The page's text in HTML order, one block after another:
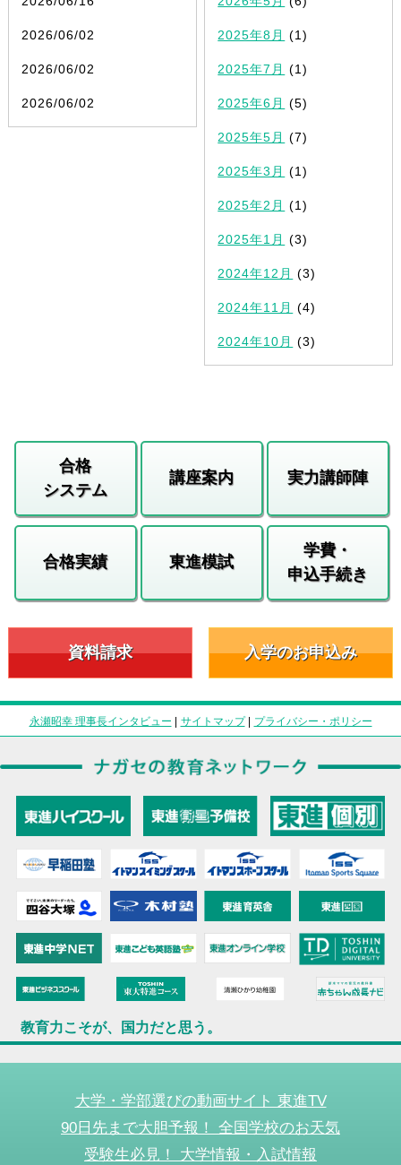
2026/06/02
2026/06/02
2026/06/02
2025年8月 (1)
2025年7月 (1)
2025年6月 (5)
2025年5月 (7)
2025年3月 (1)
2025年2月 (1)
2025年1月 (3)
2024年12月 (3)
2024年11月 (4)
2024年10月 (3)
合格
システム
講座案内 実力講師陣
合格実績 東進模試
学費・
申込手続き
資料請求 入学のお申込み
永瀬昭幸 理事長インタビュー | サイトマップ| プライバシー・ポリシー
教育力こそが、国力だと思う。
大学・学部選びの動画サイト 東進TV
90日先まで大胆予報！ 全国学校のお天気
受験生必見！ 大学情報・入試情報